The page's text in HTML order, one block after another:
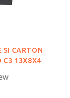
SI CARTON
C3 13X8X4